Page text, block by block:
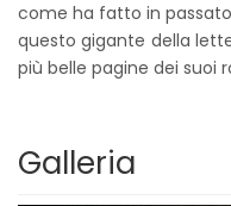
come ha fatto in
questo gigante della
più belle pagine dei suoi
Galleria